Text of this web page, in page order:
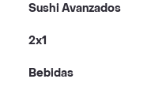
Sushi Avanzados
2x1
Bebidas